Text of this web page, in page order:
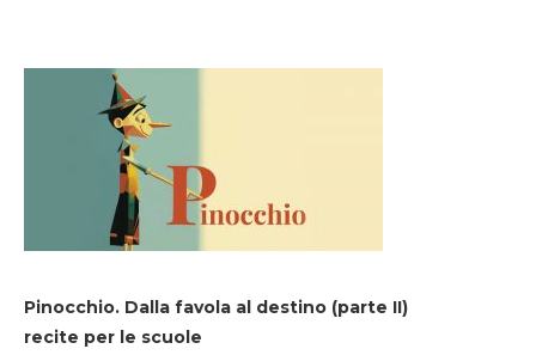
Pinocchio. Dalla favola al destino (parte II)
recite per le scuole